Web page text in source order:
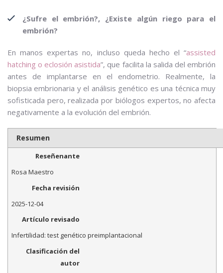
¿Sufre el embrión?, ¿Existe algún riego para el
embrión?
En manos expertas no, incluso queda hecho el “assisted
hatching o eclosión asistida”, que facilita la salida del embrión
antes de implantarse en el endometrio. Realmente, la
biopsia embrionaria y el análisis genético es una técnica muy
sofisticada pero, realizada por biólogos expertos, no afecta
negativamente a la evolución del embrión.
Resumen
Reseñenante
Rosa Maestro
Fecha revisión
2025-12-04
Artículo revisado
Infertilidad: test genético preimplantacional
Clasificación del
autor